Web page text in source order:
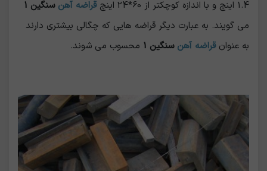
1.4 اینچ و با اندازه کوچکتر از 60*24 اینچ
قراضه آهن سنگین 1
می گویند. به عبارت دیگر قراضه هایی که چگالی بیشتری دارند
به عنوانقراضه آهن سنگین 1 محسوب می شوند.